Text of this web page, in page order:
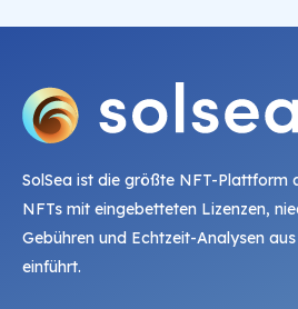
SolSea ist die größte NFT-Plattform
NFTs mit eingebetteten Lizenzen,
Gebühren und Echtzeit-Analysen
einführt.